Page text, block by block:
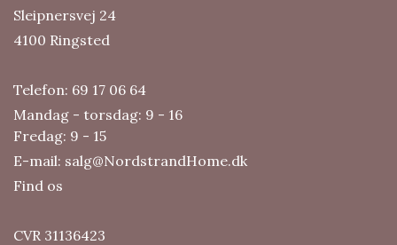
Sleipnersvej 24
4100 Ringsted
Telefon: 69 17 06 64
Mandag - torsdag: 9 - 16
Fredag: 9 - 15
E-mail: salg@NordstrandHome.dk
Find os
CVR 31136423